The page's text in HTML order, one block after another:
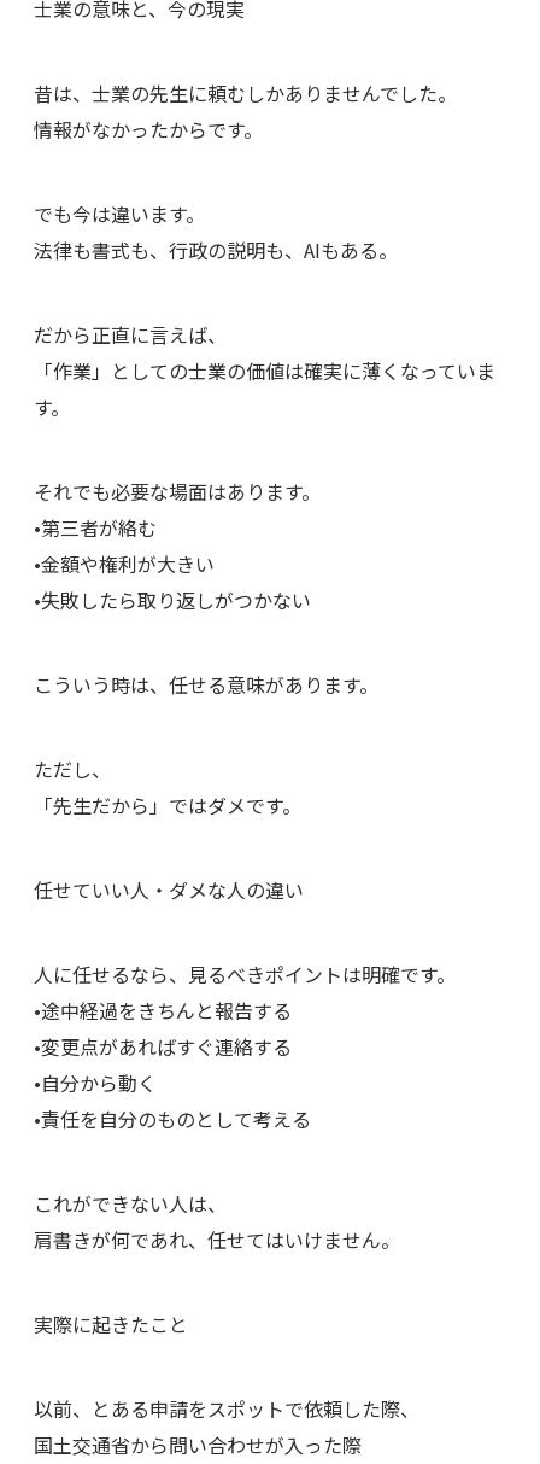
士業の意味と、今の現実
昔は、士業の先生に頼むしかありませんでした。
情報がなかったからです。
でも今は違います。
法律も書式も、行政の説明も、AIもある。
だから正直に言えば、
「作業」としての士業の価値は確実に薄くなっていま
す。
それでも必要な場面はあります。
•第三者が絡む
•金額や権利が大きい
•失敗したら取り返しがつかない
こういう時は、任せる意味があります。
ただし、
「先生だから」ではダメです。
任せていい人・ダメな人の違い
人に任せるなら、見るべきポイントは明確です。
•途中経過をきちんと報告する
•変更点があればすぐ連絡する
•自分から動く
•責任を自分のものとして考える
これができない人は、
肩書きが何であれ、任せてはいけません。
実際に起きたこと
以前、とある申請をスポットで依頼した際、
国土交通省から問い合わせが入った際